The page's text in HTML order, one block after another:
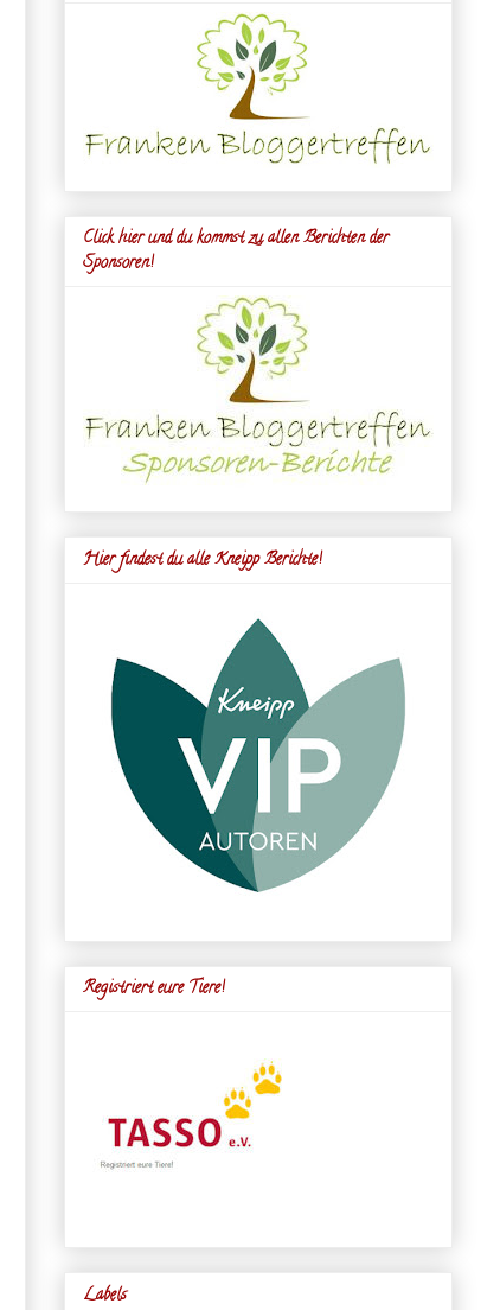
Click hier und du kommst zu allen Berichten der
Sponsoren!
Hier findest du alle Kneipp Berichte!
Registriert eure Tiere!
Labels